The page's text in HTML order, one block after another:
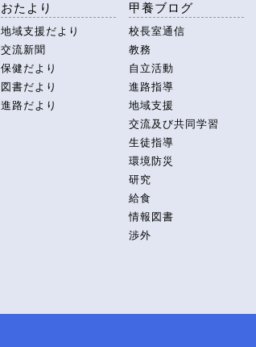
おたより
地域支援だより
交流新聞
保健だより
図書だより
進路だより
甲養ブログ
校長室通信
教務
自立活動
進路指導
地域支援
交流及び共同学習
生徒指導
環境防災
研究
給食
情報図書
渉外